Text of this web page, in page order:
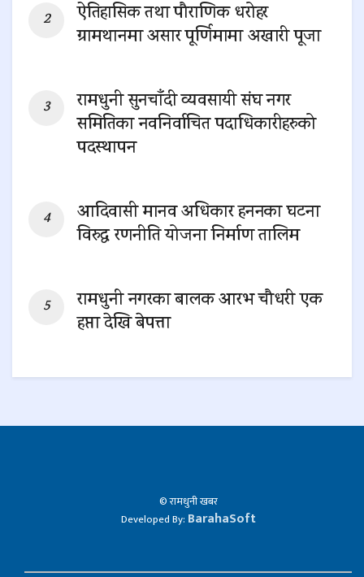
ऐतिहासिक तथा पौराणिक धरोहर
ग्रामथानमा असार पूर्णिमामा अखारी पूजा
रामधुनी सुनचाँदी व्यवसायी संघ नगर
समितिका नवनिर्वाचित पदाधिकारीहरुको
पदस्थापन
आदिवासी मानव अधिकार हननका घटना
विरुद्ध रणनीति योजना निर्माण तालिम
रामधुनी नगरका बालक आरभ चौधरी एक
हप्ता देखि बेपत्ता
© रामधुनी खबर
Developed By: BarahaSoft